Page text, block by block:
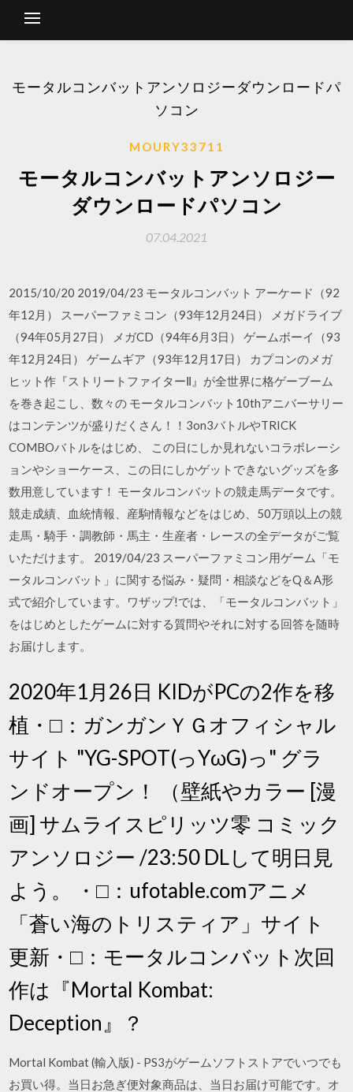
モータルコンバットアンソロジーダウンロードパ
ソコン
MOURY33711
モータルコンバットアンソロジー
ダウンロードパソコン
07.04.2021
2015/10/20 2019/04/23 モータルコンバット アーケード（92
年12月） スーパーファミコン（93年12月24日） メガドライブ
（94年05月27日） メガCD（94年6月3日） ゲームボーイ（93
年12月24日） ゲームギア（93年12月17日） カプコンのメガ
ヒット作『ストリートファイターⅡ』が全世界に格ゲーブーム
を巻き起こし、数々の モータルコンバット10thアニバーサリー
はコンテンツが盛りだくさん！！3on3バトルやTRICK
COMBOバトルをはじめ、 この日にしか見れないコラボレーシ
ョンやショーケース、この日にしかゲットできないグッズを多
数用意しています！ モータルコンバットの競走馬データです。
競走成績、血統情報、産駒情報などをはじめ、50万頭以上の競
走馬・騎手・調教師・馬主・生産者・レースの全データがご覧
いただけます。 2019/04/23 スーパーファミコン用ゲーム「モ
ータルコンバット」に関する悩み・疑問・相談などをQ＆A形
式で紹介しています。ワザップ!では、「モータルコンバット」
をはじめとしたゲームに対する質問やそれに対する回答を随時
お届けします。
2020年1月26日 KIDがPCの2作を移
植・□：ガンガンＹＧオフィシャル
サイト "YG-SPOT(っYωG)っ" グラ
ンドオープン！ （壁紙やカラー [漫
画] サムライスピリッツ零 コミック
アンソロジー /23:50 DLして明日見
よう。 ・□：ufotable.comアニメ
「蒼い海のトリスティア」サイト
更新・□：モータルコンバット次回
作は『Mortal Kombat:
Deception』？
Mortal Kombat (輸入版) - PS3がゲームソフトストアでいつでも
お買い得。当日お急ぎ便対象商品は、当日お届け可能です。オ